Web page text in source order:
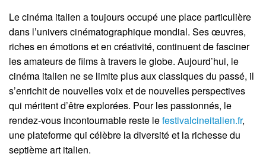
Le cinéma italien a toujours occupé une place particulière
dans l’univers cinématographique mondial. Ses œuvres,
riches en émotions et en créativité, continuent de fasciner
les amateurs de films à travers le globe. Aujourd’hui, le
cinéma italien ne se limite plus aux classiques du passé, il
s’enrichit de nouvelles voix et de nouvelles perspectives
qui méritent d’être explorées. Pour les passionnés, le
rendez-vous incontournable reste lefestivalcineitalien.fr,
une plateforme qui célèbre la diversité et la richesse du
septième art italien.